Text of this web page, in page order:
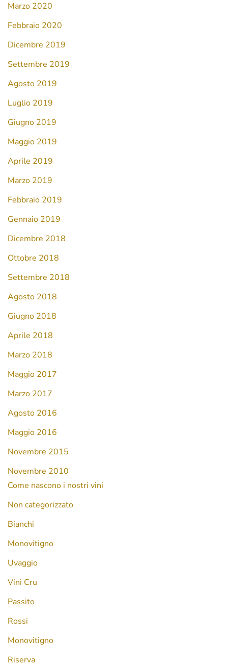
Marzo 2020
Febbraio 2020
Dicembre 2019
Settembre 2019
Agosto 2019
Luglio 2019
Giugno 2019
Maggio 2019
Aprile 2019
Marzo 2019
Febbraio 2019
Gennaio 2019
Dicembre 2018
Ottobre 2018
Settembre 2018
Agosto 2018
Giugno 2018
Aprile 2018
Marzo 2018
Maggio 2017
Marzo 2017
Agosto 2016
Maggio 2016
Novembre 2015
Novembre 2010
Come nascono i nostri vini
Non categorizzato
Bianchi
Monovitigno
Uvaggio
Vini Cru
Passito
Rossi
Monovitigno
Riserva